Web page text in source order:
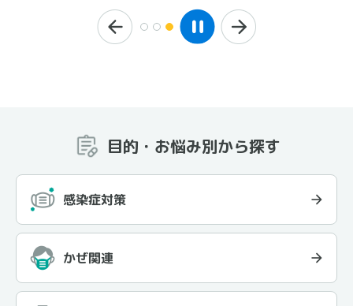
目的・お悩み別から探す
感染症対策
かぜ関連